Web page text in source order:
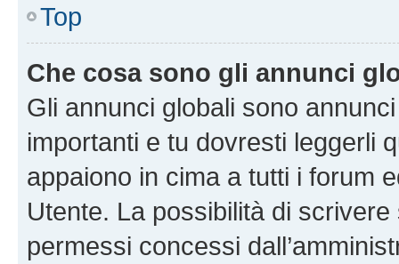
Top
Che cosa sono gli annunci
Gli annunci globali sono
importanti e tu dovresti leggerli
appaiono in cima a tutti i forum
Utente. La possibilità di
permessi concessi